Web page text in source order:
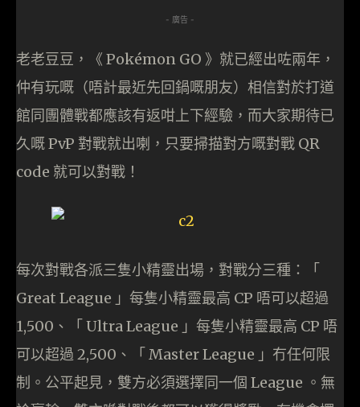
- 廣告 -
老老豆豆，《 Pokémon GO 》就已經出咗兩年，
仲有玩嘅（唔計最近先回鍋嘅朋友）相信對於打道
館同團體戰都應該有返咁上下經驗，而大家期待已
久嘅 PvP 對戰就出喇，只要掃描對方嘅對戰 QR
code 就可以對戰！
每次對戰各派三隻小精靈出場，對戰分三種：「
Great League 」每隻小精靈最高 CP 唔可以超過
1,500、「 Ultra League 」每隻小精靈最高 CP 唔
可以超過 2,500、「 Master League 」冇任何限
制。公平起見，雙方必須選擇同一個 League 。無